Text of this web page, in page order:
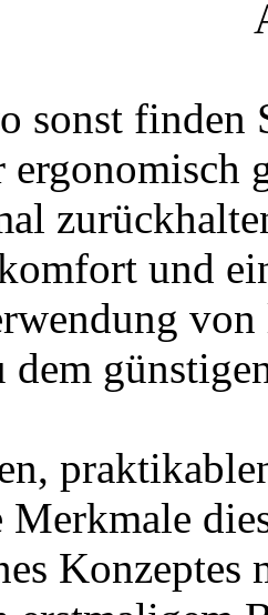
sonst finden
ergonomisch
und
dem
Merkmale
Konzeptes